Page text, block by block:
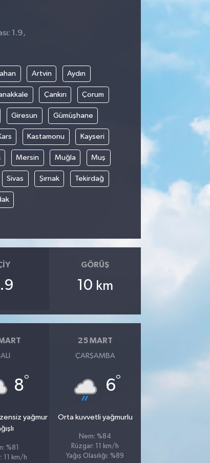
1.9,
Artvin Aydın
Çankırı Çorum
Giresun Gümüşhane
Kastamonu Kayseri
Mersin Muğla Muş
Sivas Şırnak Tekirdağ
GÖRÜŞ
10 km
8°
yağmur
%81
11 km/h
25 MART
ÇARŞAMBA
6°
Orta kuvvetli yağmurlu
Nem: %84
Rüzgar: 11 km/h
Yağış Olasılığı: %89